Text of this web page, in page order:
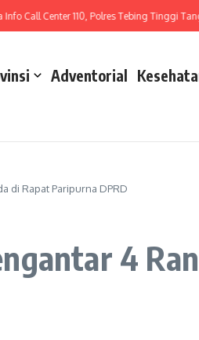
Center 110, Polres Tebing Tinggi Tangani
Adventorial
di Rapat Paripurna DPRD
4